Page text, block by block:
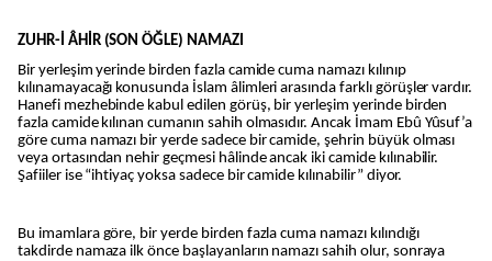
ZUHR-İ ÂHİR (SON ÖĞLE) NAMAZI
Bir yerleşim yerinde birden fazla camide cuma namazı kılınıp
kılınamayacağı konusunda İslam âlimleri arasında farklı görüşler vardır.
Hanefi mezhebinde kabul edilen görüş, bir yerleşim yerinde birden
fazla camide kılınan cumanın sahih olmasıdır. Ancak İmam Ebû Yûsuf’a
göre cuma namazı bir yerde sadece bir camide, şehrin büyük olması
veya ortasından nehir geçmesi hâlinde ancak iki camide kılınabilir.
Şafiiler ise “ihtiyaç yoksa sadece bir camide kılınabilir” diyor.
Bu imamlara göre, bir yerde birden fazla cuma namazı kılındığı
takdirde namaza ilk önce başlayanların namazı sahih olur, sonraya